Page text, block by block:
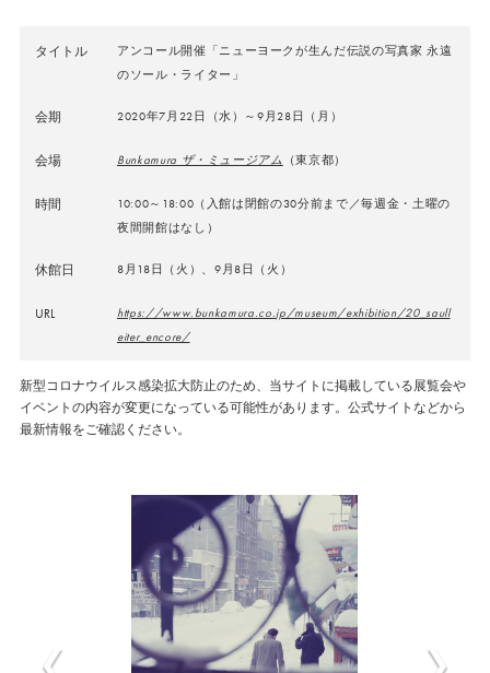
タイトル
アンコール開催「ニューヨークが生んだ伝説の写真家 永遠
のソール・ライター」
会期 2020年7月22日（水）～9月28日（月）
会場 Bunkamura ザ・ミュージアム （東京都）
時間
10:00～18:00（入館は閉館の30分前まで／毎週金・土曜の
夜間開館はなし）
休館日 8月18日（火）、9月8日（火）
URL
https://www.bunkamura.co.jp/museum/exhibition/20_saull
eiter_encore/
新型コロナウイルス感染拡大防止のため、当サイトに掲載している展覧会や
イベントの内容が変更になっている可能性があります。公式サイトなどから
最新情報をご確認ください。